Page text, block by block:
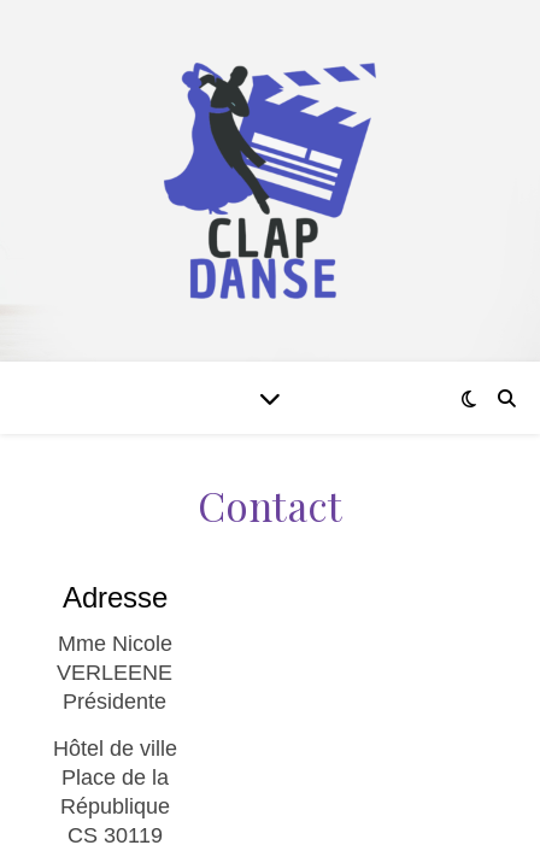
Contact
Adresse
Mme Nicole
VERLEENE
Présidente
Hôtel de ville
Place de la
République
CS 30119